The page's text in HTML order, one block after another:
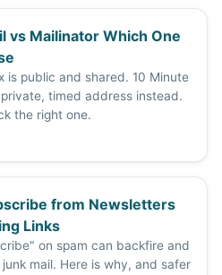
vs Mailinator Which One
is public and shared. 10 Minute
timed address instead.
the right one.
from Newsletters
Links
on spam can backfire and
mail. Here is why, and safer